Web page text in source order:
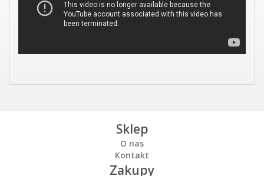
Sklep
O nas
Kontakt
Zakupy